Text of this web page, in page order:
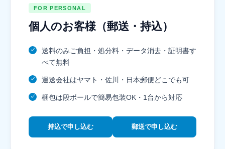
FOR PERSONAL
個人のお客様（郵送・持込）
✓
送料のみご負担・処分料・データ消去・証明書す
べて無料
✓ 運送会社はヤマト・佐川・日本郵便どこでも可
✓ 梱包は段ボールで簡易包装OK・1台から対応
持込で申し込む 郵送で申し込む